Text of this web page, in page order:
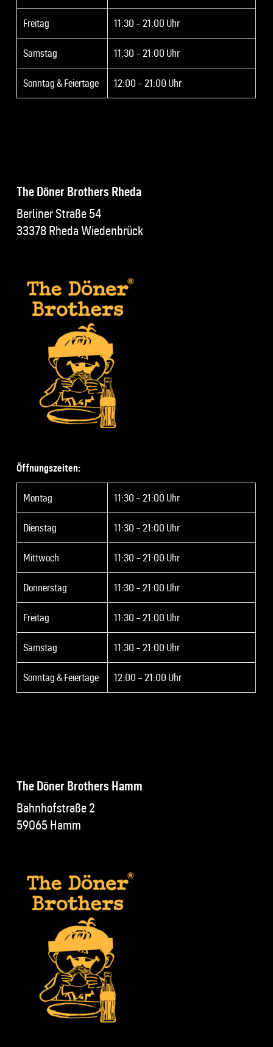
Freitag 11:30 – 21:00 Uhr
Samstag 11:30 – 21:00 Uhr
Sonntag & Feiertage 12:00 – 21:00 Uhr
The Döner Brothers Rheda
Berliner Straße 54
33378 Rheda Wiedenbrück
Öffnungszeiten:
Montag 11:30 – 21:00 Uhr
Dienstag 11:30 – 21:00 Uhr
Mittwoch 11:30 – 21:00 Uhr
Donnerstag 11:30 – 21:00 Uhr
Freitag 11:30 – 21:00 Uhr
Samstag 11:30 – 21:00 Uhr
Sonntag & Feiertage 12:00 – 21:00 Uhr
The Döner Brothers Hamm
Bahnhofstraße 2
59065 Hamm